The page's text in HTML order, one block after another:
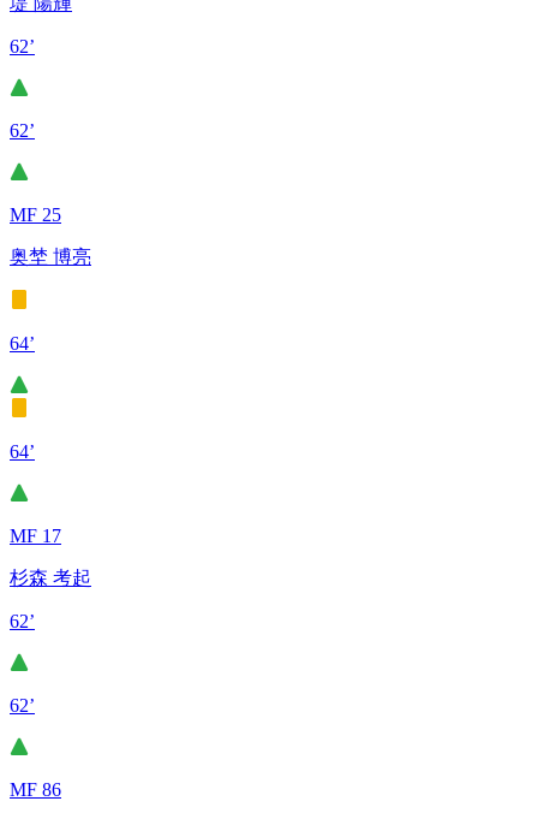
62’
62’
MF 25
奥埜 博亮
64’
64’
MF 17
杉森 考起
62’
62’
MF 86